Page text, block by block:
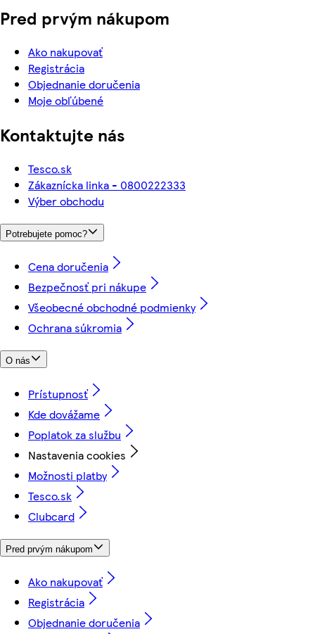
Pred prvým nákupom
Ako nakupovať
Registrácia
Objednanie doručenia
Moje obľúbené
Kontaktujte nás
Tesco.sk
Zákaznícka linka - 0800222333
Výber obchodu
Potrebujete pomoc?
Cena doručenia
Bezpečnosť pri nákupe
Všeobecné obchodné podmienky
Ochrana súkromia
O nás
Prístupnosť
Kde dovážame
Poplatok za službu
Nastavenia cookies
Možnosti platby
Tesco.sk
Clubcard
Pred prvým nákupom
Ako nakupovať
Registrácia
Objednanie doručenia